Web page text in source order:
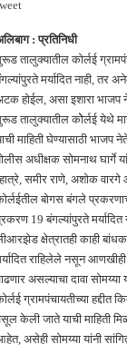
छत्रपती
बाल्मर
: प्रतिनिधी
तालुक्यातील कोर्लई
मर्यादित नाही,
होईल, असा इशारा भाजप
तालुक्यातील कोेर्लई येथे
माहिती घेण्यासाठी भाजप
अधीक्षक सोमनाथ घार्गे
समीर राणे, अशोक वारगे
बोगस बंगले
19 बंगल्यांपुरते
क्षेत्रातही काही
राहिलेले नसून
असल्याचा दावा सोमय्या
ग्रामपंचायतीच्या
केली जाते याची माहिती
असेही सोमय्या यांनी